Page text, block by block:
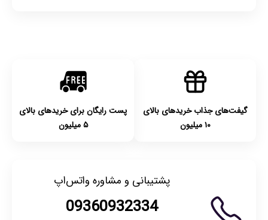
گیفت‌های جذاب خریدهای بالای
۱۰ میلیون
پست رایگان برای خریدهای بالای
۵ میلیون
پشتیبانی و مشاوره واتس‌اپ
09360932334